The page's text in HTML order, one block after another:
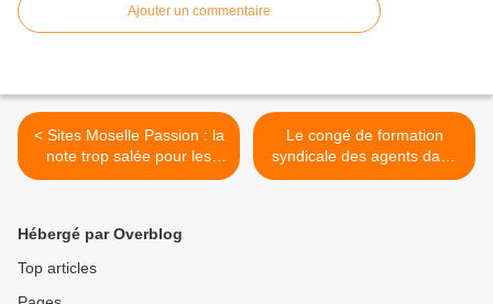
Ajouter un commentaire
< Sites Moselle Passion : la
note trop salée pour les
écoliers !
Le congé de formation
syndicale des agents dans
la fonction publique
Hébergé par Overblog
Top articles